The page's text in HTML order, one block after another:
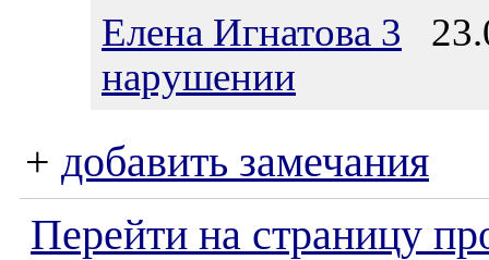
Елена Игнатова 3
нарушении
+ добавить замечания
Перейти на страницу